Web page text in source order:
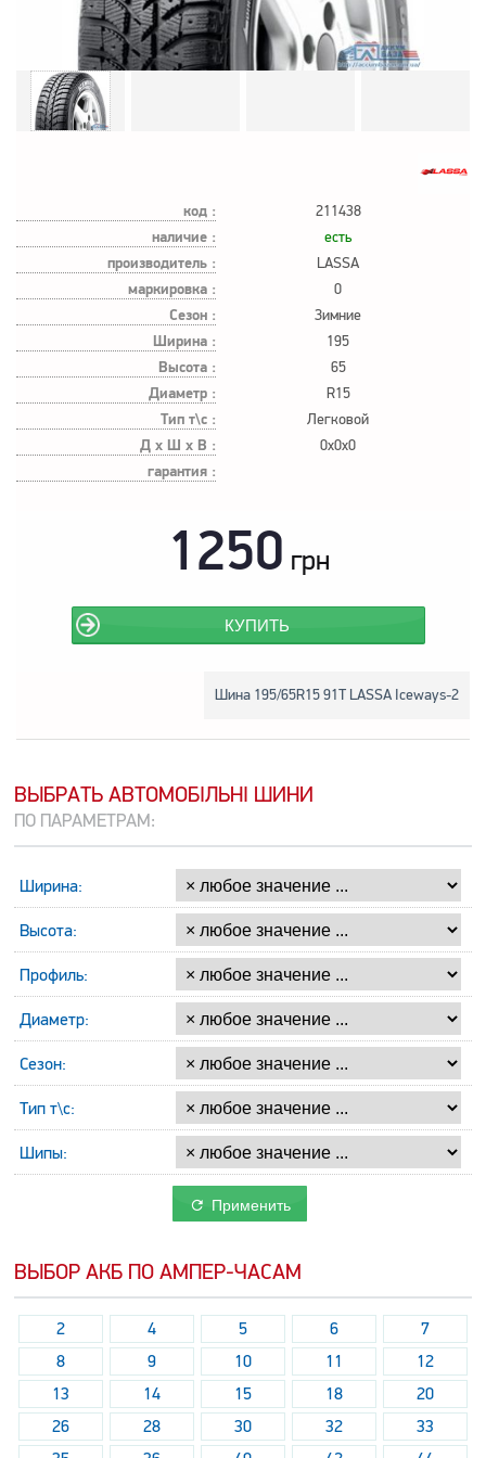
код : 211438
наличие : есть
производитель : LASSA
маркировка : 0
Сезон : Зимние
Ширина : 195
Высота : 65
Диаметр : R15
Тип т\с : Легковой
Д х Ш х В : 0x0x0
гарантия :
1250 грн
КУПИТЬ
Шина 195/65R15 91T LASSA Iceways-2
ВЫБРАТЬ АВТОМОБІЛЬНІ ШИНИ
ПО ПАРАМЕТРАМ:
Ширина:
Высота:
Профиль:
Диаметр:
Сезон:
Тип т\с:
Шипы:
Применить
ВЫБОР АКБ ПО АМПЕР-ЧАСАМ
2 4 5 6
7
8
9 10 11
12
13
14 15 18
20
26
28 30 32
33